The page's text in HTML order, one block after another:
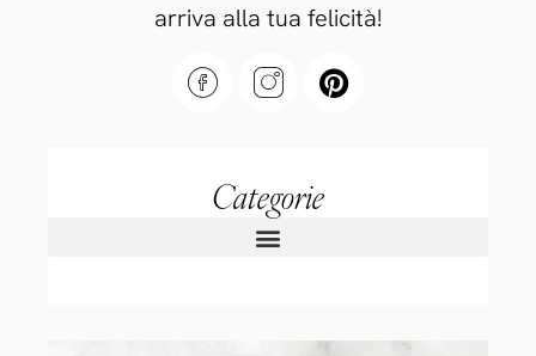
arriva alla tua felicità!
Categorie